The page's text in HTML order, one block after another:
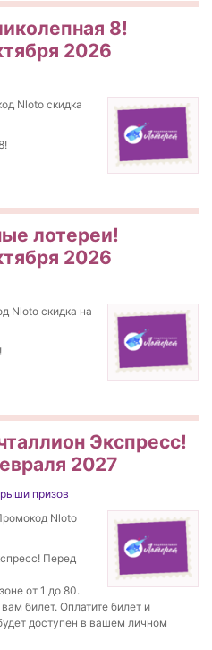
8!
2026
Nloto скидка
лотереи!
2026
Nloto скидка на
Экспресс!
2027
призов
Nloto
Перед
от 1 до 80.
билет. Оплатите билет и
доступен в вашем личном